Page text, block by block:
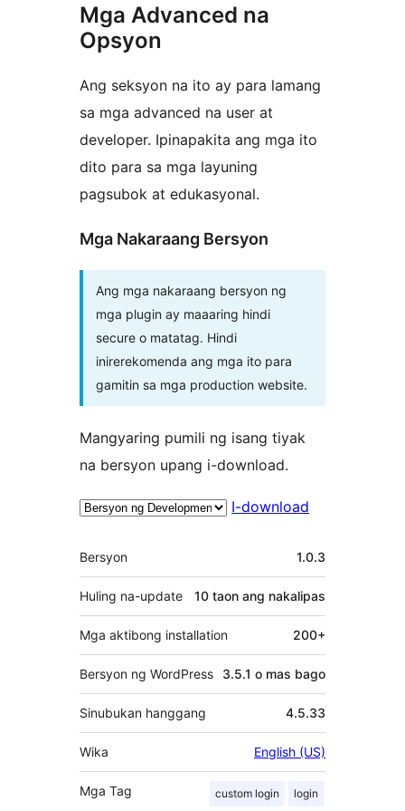
Mga Advanced na
Opsyon
Ang seksyon na ito ay para lamang
sa mga advanced na user at
developer. Ipinapakita ang mga ito
dito para sa mga layuning
pagsubok at edukasyonal.
Mga Nakaraang Bersyon
Ang mga nakaraang bersyon ng
mga plugin ay maaaring hindi
secure o matatag. Hindi
inirerekomenda ang mga ito para
gamitin sa mga production website.
Mangyaring pumili ng isang tiyak
na bersyon upang i-download.
I-download
Meta
Bersyon 1.0.3
Huling na-update 10 taon ang nakalipas
Mga aktibong installation 200+
Bersyon ng WordPress 3.5.1 o mas bago
Sinubukan hanggang 4.5.33
Wika English (US)
Mga Tag custom login login